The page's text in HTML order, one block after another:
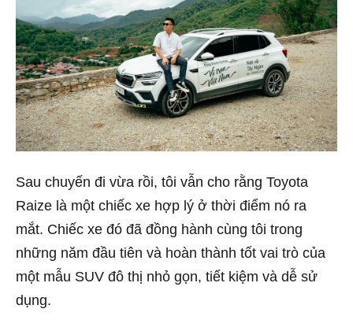
Sau chuyến đi vừa rồi, tôi vẫn cho rằng Toyota
Raize là một chiếc xe hợp lý ở thời điểm nó ra
mắt. Chiếc xe đó đã đồng hành cùng tôi trong
những năm đầu tiên và hoàn thành tốt vai trò của
một mẫu SUV đô thị nhỏ gọn, tiết kiệm và dễ sử
dụng.